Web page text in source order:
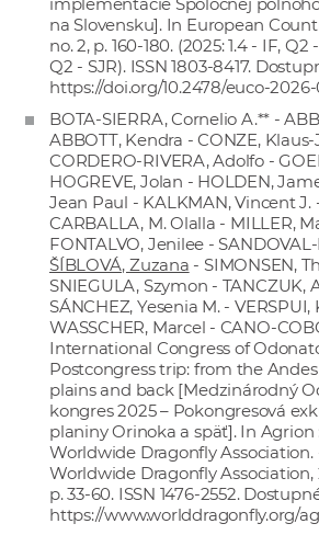
na Slovensku]. In European
no. 2, p. 160-180. (2025: 1.4 - IF, Q2
Q2 - SJR). ISSN 1803-8417.
https://doi.org/10.2478/euco-
BOTA-SIERRA, Cornelio A.** -
ABBOTT, Kendra - CONZE,
CORDERO-RIVERA, Adolfo -
HOGREVE, Jolan - HOLDEN,
Jean Paul - KALKMAN, Vincent J.
CARBALLA, M. Olalla - MILLER,
FONTALVO, Jenilee -
ŠÍBLOVÁ, Zuzana - SIMONSEN,
SNIEGULA, Szymon - TANCZUK,
SÁNCHEZ, Yesenia M. - VERSPUI,
WASSCHER, Marcel - CANO-
International Congress of
Postcongress trip: from the
plains and back [Medzinárodný
kongres 2025 – Pokongresová
planiny Orinoka a späť]. In
Worldwide Dragonfly Association.
Worldwide Dragonfly Association,
p. 33-60. ISSN 1476-2552.
https://www.worlddragonfly.org/